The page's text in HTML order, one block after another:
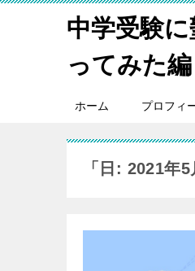
中学受験
ってみた
ホーム プロフィ
「日: 2021年